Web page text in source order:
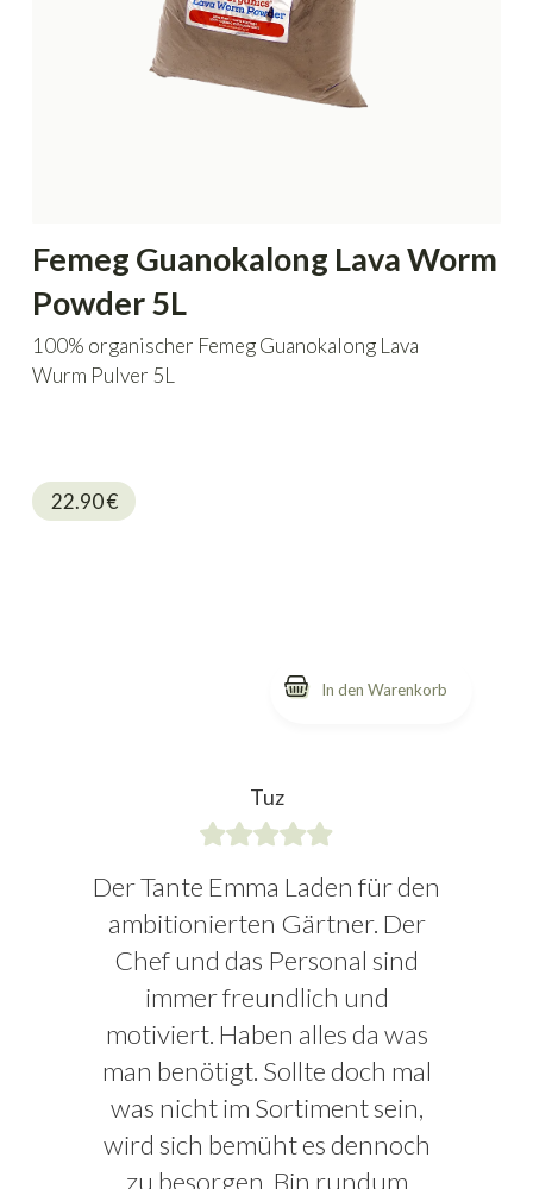
Femeg Guanokalong Lava Worm
Powder 5L
100% organischer Femeg Guanokalong Lava
Wurm Pulver 5L
22.90€
Tuz
Der Tante Emma Laden für den
ambitionierten Gärtner. Der
Chef und das Personal sind
immer freundlich und
motiviert. Haben alles da was
man benötigt. Sollte doch mal
was nicht im Sortiment sein,
wird sich bemüht es dennoch
zu besorgen. Bin rundum